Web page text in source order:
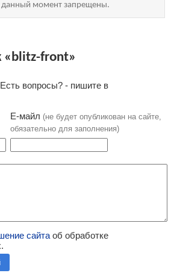
данный момент запрещены.
«blitz-front»
вопросы? - пишите в
Е-майл (не будет опубликован на сайте,
обязательно для заполнения)
сайта об обработке